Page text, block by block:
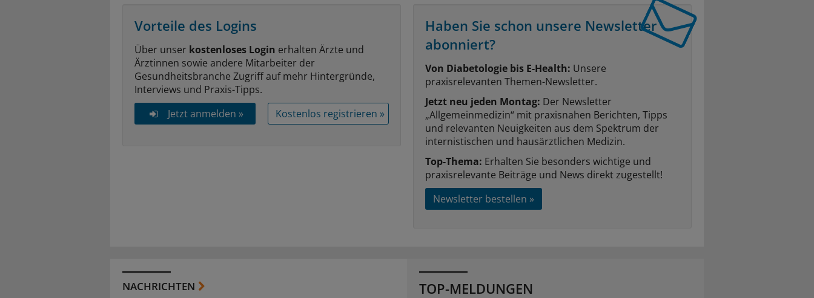
Vorteile des Logins
Über unser kostenloses Login erhalten Ärzte und
Ärztinnen sowie andere Mitarbeiter der
Gesundheitsbranche Zugriff auf mehr Hintergründe,
Interviews und Praxis-Tipps.
Jetzt anmelden »
Kostenlos registrieren »
Haben Sie schon unsere Newsletter
abonniert?
Von Diabetologie bis E-Health: Unsere
praxisrelevanten Themen-Newsletter.
Jetzt neu jeden Montag: Der Newsletter
„Allgemeinmedizin“ mit praxisnahen Berichten, Tipps
und relevanten Neuigkeiten aus dem Spektrum der
internistischen und hausärztlichen Medizin.
Top-Thema: Erhalten Sie besonders wichtige und
praxisrelevante Beiträge und News direkt zugestellt!
Newsletter bestellen »
NACHRICHTEN TOP-MELDUNGEN